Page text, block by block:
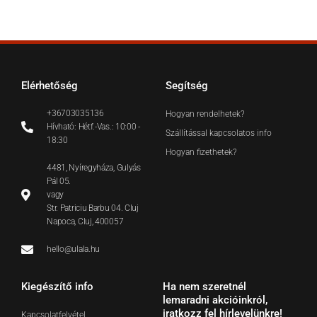
Elérhetőség
+36703035136
Hívható: Hétf.-Vas.: 10:00 -
18:30
4481, Nyíregyháza, Gulyás
Pál 05.
vagy
Str. Patriciu Barbu 04. Cluj
Napoca, Cluj, 400057
hello@ulala.hu
Segítség
Hogyan rendelhetek?
Szállítással kapcsolatos info
Hogyan fizethetek?
Kiegészítő info
Ha nem szeretnél
lemaradni akcióinkról,
iratkozz fel hírlevelünkre!